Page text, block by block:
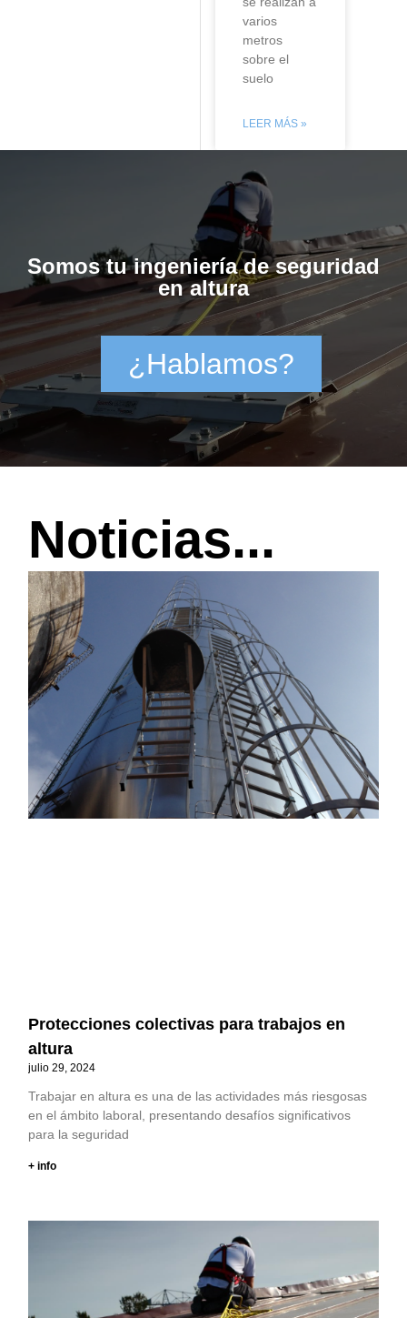
varios
metros
sobre el
suelo
LEER MÁS »
Somos tu ingeniería de seguridad
en altura
¿Hablamos?
Noticias...
Protecciones colectivas para trabajos en
altura
julio 29, 2024
Trabajar en altura es una de las actividades más riesgosas
en el ámbito laboral, presentando desafíos significativos
para la seguridad
+ info